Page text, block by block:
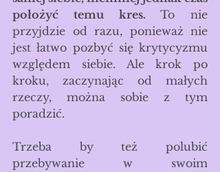
położyć temu kres. To nie
przyjdzie od razu, ponieważ nie
jest łatwo pozbyć się krytycyzmu
względem siebie. Ale krok po
kroku, zaczynając od małych
rzeczy, można sobie z tym
poradzić.
Trzeba by też polubić
przebywanie w swoim